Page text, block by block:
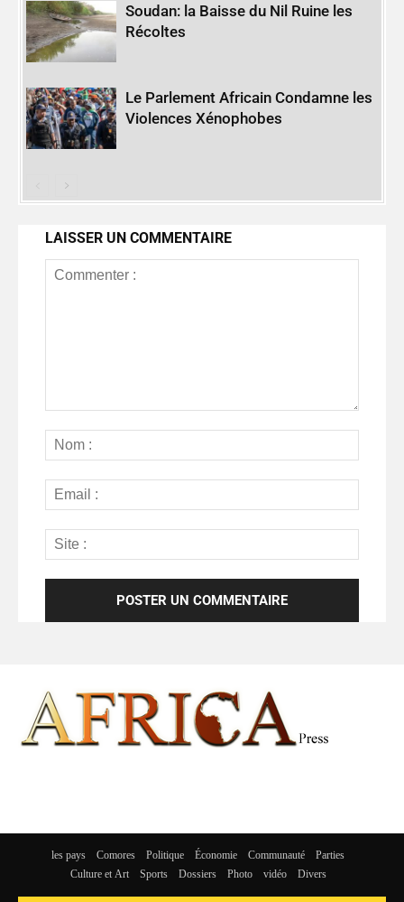
Soudan: la Baisse du Nil Ruine les
Récoltes
Le Parlement Africain Condamne les
Violences Xénophobes
LAISSER UN COMMENTAIRE
les pays Comores Politique Économie Communauté Parties
Culture et Art
Sports Dossiers Photo vidéo Divers